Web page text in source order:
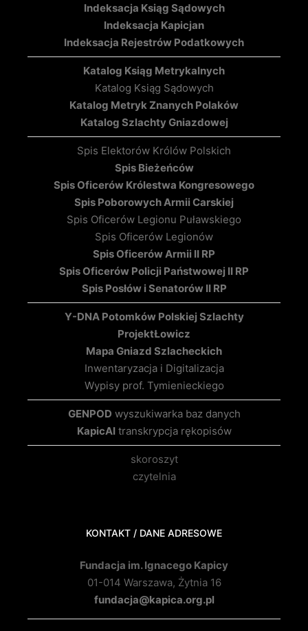
Indeksacja Ksiąg Sądowych
Indeksacja Kapicjan
Indeksacja Rejestrów Podatkowych
Katalog Ksiąg Metrykalnych
Katalog Ksiąg Sądowych
Katalog Metryk Znanych Polaków
Katalog Szlachty Gniazdowej
Spis Elektorów Królów Polskich
Spis Bieżeńców
Spis Oficerów Królestwa Kongresowego
Spis Poborowych Armii Carskiej
Spis Oficerów Legionu Puławskiego
Spis Oficerów Legionów
Spis Oficerów Armii II RP
Spis Oficerów Policji Państwowej II RP
Spis Posłów i Senatorów II RP
Y-DNA Potomków Polskiej Szlachty
ProjektŁowicz
Mapa Gniazd Szlacheckich
Inwentaryzacja i Digitalizacja
Wypisy prof. Tymienieckiego
GENPOD wyszukiwarka baz danych
KapicAItranskrypcja rękopisów
skoroszyt
czytelnia
KONTAKT / DANE ADRESOWE
Fundacja im. Ignacego Kapicy
01-014 Warszawa, Żytnia 16
fundacja@kapica.org.pl